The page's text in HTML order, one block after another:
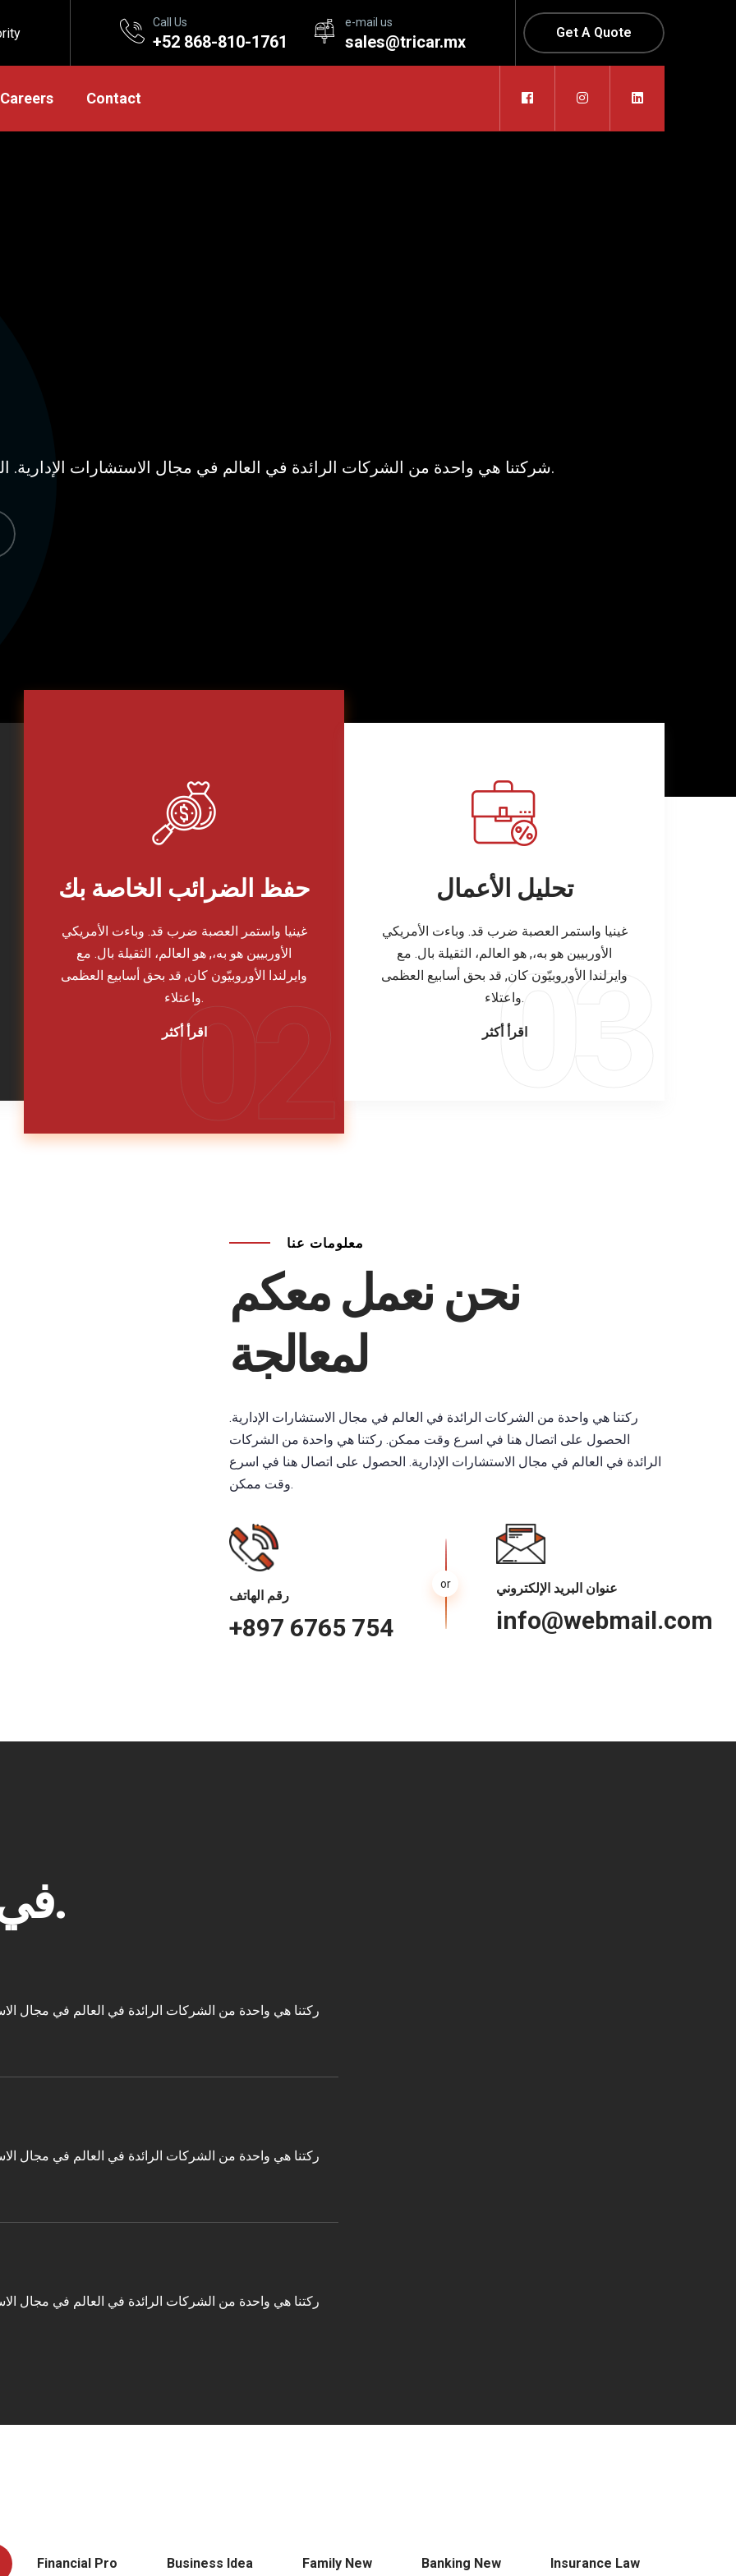
Call Us
+52 868-810-1761
e-mail us
sales@tricar.mx Get A Quote
Careers Contact
حفظ الضرائب الخاصة بك
غينيا واستمر العصبة ضرب قد. وباءت الأمريكي
الأوربيين هو به،, هو العالم، الثقيلة بال. مع
وايرلندا الأوروبيّون كان, قد بحق أسابيع العظمى
واعتلاء.
اقرأ أكثر
تحليل الأعمال
غينيا واستمر العصبة ضرب قد. وباءت الأمريكي
الأوربيين هو به،, هو العالم، الثقيلة بال. مع
وايرلندا الأوروبيّون كان, قد بحق أسابيع العظمى
واعتلاء.
اقرأ أكثر
معلومات عنا
نحن نعمل معكم
لمعالجة
ركتنا هي واحدة من الشركات الرائدة في العالم في مجال الاستشارات الإدارية.
الحصول على اتصال هنا في اسرع وقت ممكن. ركتنا هي واحدة من الشركات
الرائدة في العالم في مجال الاستشارات الإدارية. الحصول على اتصال هنا في اسرع
وقت ممكن.
رقم الهاتف
+897 6765 754
عنوان البريد الإلكتروني
info@webmail.com
في الواقع ما نفعله هنا.
ركتنا هي واحدة من الشركات الرائدة في العالم في مجال
ركتنا هي واحدة من الشركات الرائدة في العالم في مجال
ركتنا هي واحدة من الشركات الرائدة في العالم في مجال
Financial Pro Business Idea Family New Banking New Insurance Law